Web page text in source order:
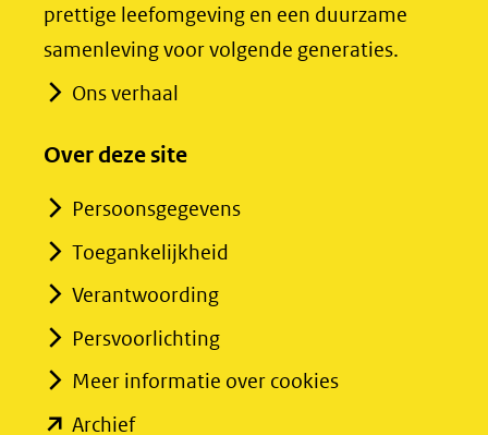
andere
website)
andere
website)
prettige leefomgeving en een duurzame
samenleving voor volgende generaties.
Ons verhaal
Over deze site
Persoonsgegevens
Toegankelijkheid
Verantwoording
Persvoorlichting
Meer informatie over cookies
Archief(opent